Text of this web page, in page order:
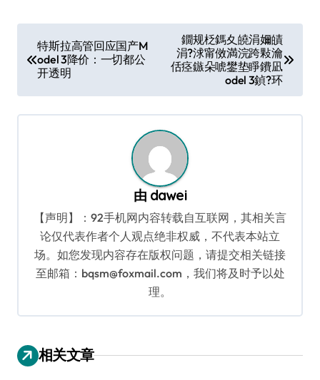
章
特斯拉高管回应国产M
odel 3降价：一切都公
开透明
鐗规柉鎷夊皢涓嬭皟
涓?浗甯傚満浣跨敤瀹
佸痉鏃朵唬鐢垫睜鐨凪
odel 3鍞?环
由 dawei
【声明】：92手机网内容转载自互联网，其相关言
论仅代表作者个人观点绝非权威，不代表本站立
场。如您发现内容存在版权问题，请提交相关链接
至邮箱：bqsm@foxmail.com，我们将及时予以处
理。
相关文章